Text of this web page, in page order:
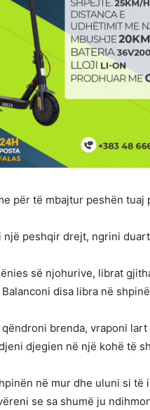
për të mbajtur peshën
një peshqir drejt, ngrini
së njohurive, librat
disa libra në
qëndroni brenda, vraponi
djegien në një kohë të
në mur dhe uluni si
se sa shumë ju